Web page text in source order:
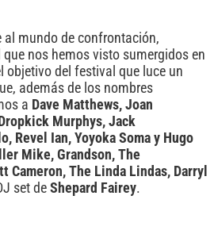
al mundo de confrontación,
nos hemos visto sumergidos en
objetivo del festival que luce un
además de los nombres
a Dave Matthews, Joan
Murphys, Jack
Revel Ian, Yoyoka Soma y Hugo
Mike, Grandson, The
Cameron, The Linda Lindas, Darryl
set de Shepard Fairey.